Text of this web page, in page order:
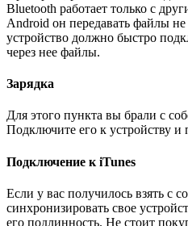
Bluetooth работает только с
Android он передавать файлы не
устройство должно быстро
через нее файлы.
Зарядка
Для этого пункта вы брали с
Подключите его к устройству и
Подключение к iTunes
Если у вас получилось взять с
синхронизировать свое
его подлинность. Не стоит